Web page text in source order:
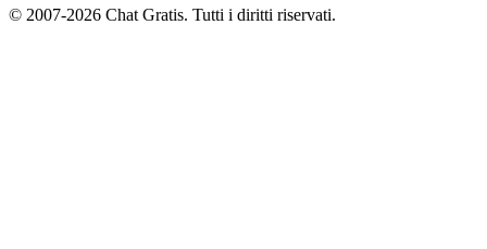
© 2007-2026 Chat Gratis. Tutti i diritti riservati.